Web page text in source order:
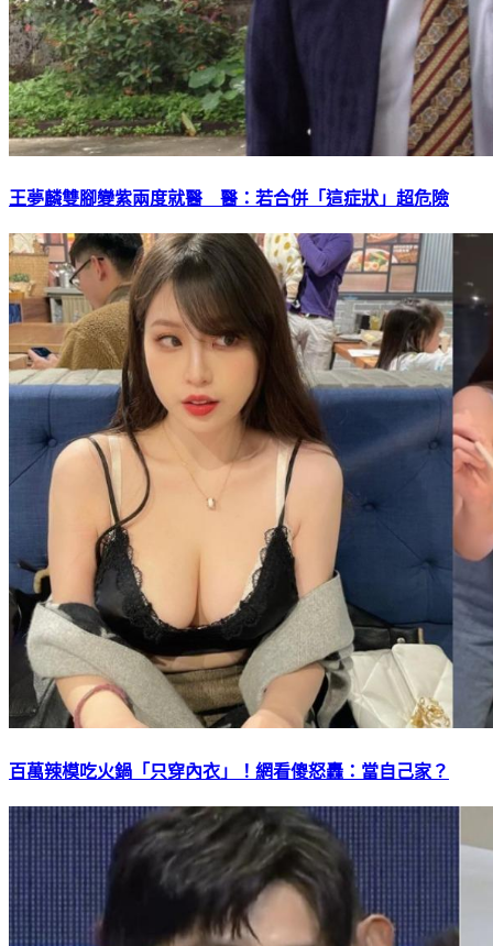
王夢麟雙腳變紫兩度就醫 醫：若合併「這症狀」超危險
百萬辣模吃火鍋「只穿內衣」！網看傻怒轟：當自己家？